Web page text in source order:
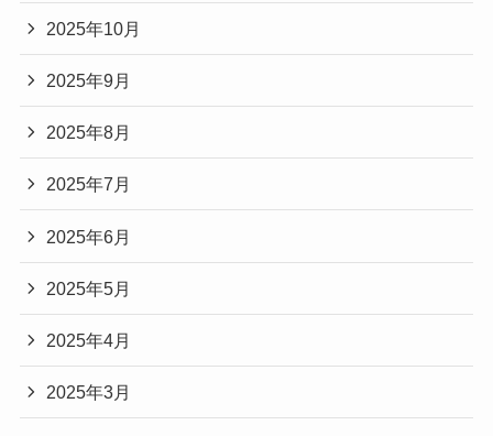
2025年10月
2025年9月
2025年8月
2025年7月
2025年6月
2025年5月
2025年4月
2025年3月